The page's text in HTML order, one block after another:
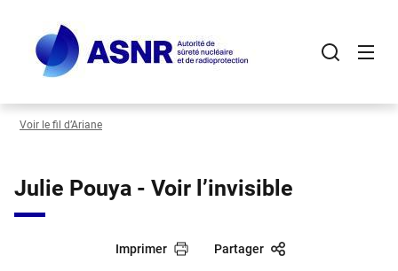
contenu
principal
Voir le fil d’Ariane
Julie Pouya - Voir l’invisible
Imprimer Partager